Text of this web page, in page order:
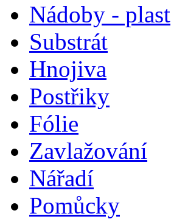
Nádoby - plast
Substrát
Hnojiva
Postřiky
Fólie
Zavlažování
Nářadí
Pomůcky